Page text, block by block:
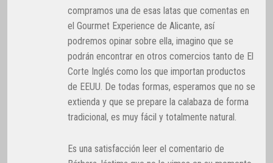
compramos una de esas latas que comentas en
el Gourmet Experience de Alicante, así
podremos opinar sobre ella, imagino que se
podrán encontrar en otros comercios tanto de El
Corte Inglés como los que importan productos
de EEUU. De todas formas, esperamos que no se
extienda y que se prepare la calabaza de forma
tradicional, es muy fácil y totalmente natural.
Es una satisfacción leer el comentario de